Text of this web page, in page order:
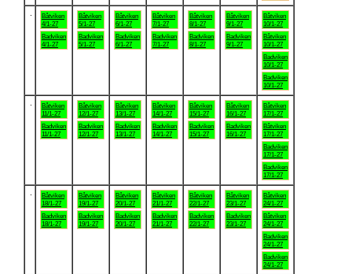
Båtviken
4/1-27
Badviken
4/1-27
Båtviken
5/1-27
Badviken
5/1-27
Båtviken
6/1-27
Badviken
6/1-27
Båtviken
7/1-27
Badviken
7/1-27
Båtviken
8/1-27
Badviken
8/1-27
Båtviken
9/1-27
Badviken
9/1-27
Båtviken
10/1-27
Båtviken
10/1-27
Badviken
10/1-27
Badviken
10/1-27
Båtviken
11/1-27
Badviken
11/1-27
Båtviken
12/1-27
Badviken
12/1-27
Båtviken
13/1-27
Badviken
13/1-27
Båtviken
14/1-27
Badviken
14/1-27
Båtviken
15/1-27
Badviken
15/1-27
Båtviken
16/1-27
Badviken
16/1-27
Båtviken
17/1-27
Båtviken
17/1-27
Badviken
17/1-27
Badviken
17/1-27
Båtviken
18/1-27
Badviken
18/1-27
Båtviken
19/1-27
Badviken
19/1-27
Båtviken
20/1-27
Badviken
20/1-27
Båtviken
21/1-27
Badviken
21/1-27
Båtviken
22/1-27
Badviken
22/1-27
Båtviken
23/1-27
Badviken
23/1-27
Båtviken
24/1-27
Båtviken
24/1-27
Badviken
24/1-27
Badviken
24/1-27